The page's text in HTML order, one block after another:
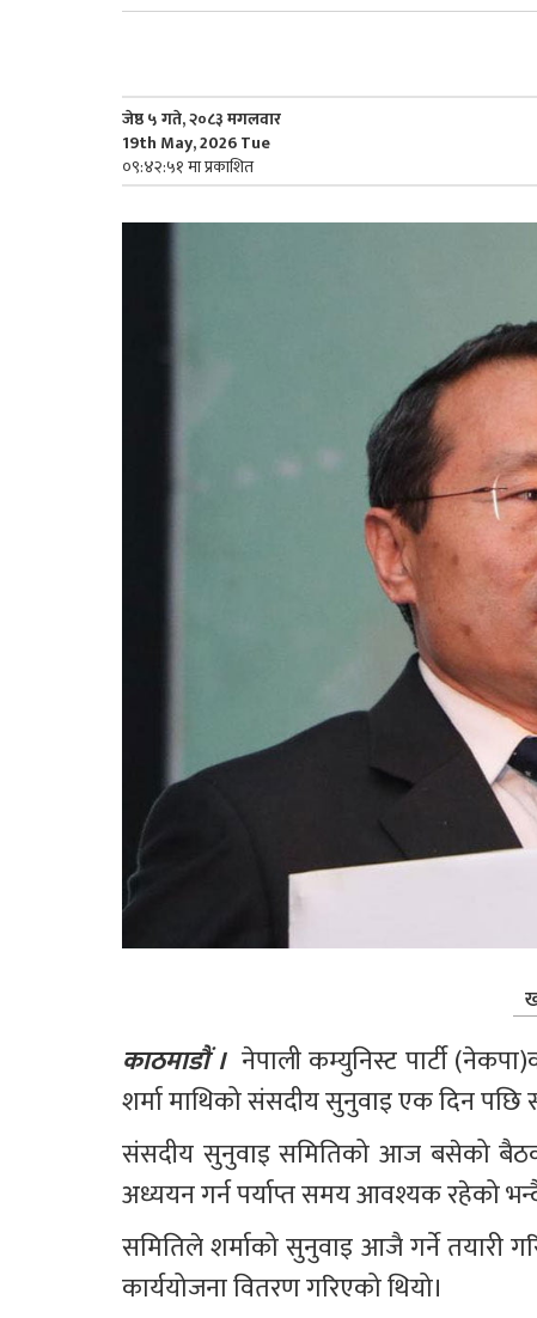
जेष्ठ ५ गते, २०८३ मगलवार
19th May, 2026 Tue
०९:४२:५१ मा प्रकाशित
काठमाडौं । नेपाली कम्युनिस्ट पार्टी
शर्मा माथिको संसदीय सुनुवाइ एक दिन पछि
संसदीय सुनुवाइ समितिको आज बसेको
अध्ययन गर्न पर्याप्त समय आवश्यक रहेको
समितिले शर्माको सुनुवाइ आजै गर्ने तयारी
कार्ययोजना वितरण गरिएको थियो।